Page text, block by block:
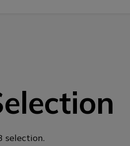
selection.